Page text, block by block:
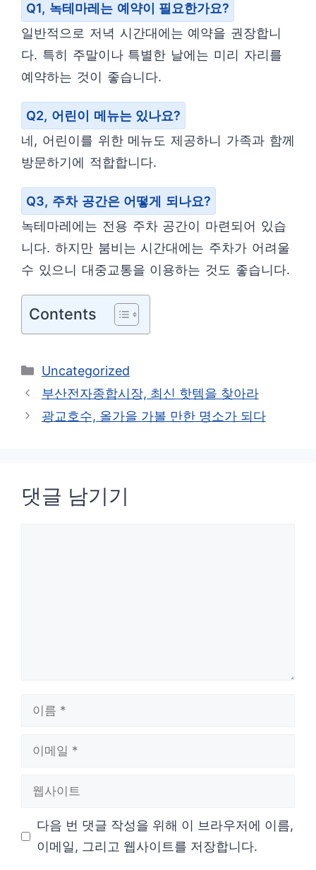
Q1, 녹테마레는 예약이 필요한가요?
일반적으로 저녁 시간대에는 예약을 권장합니
다. 특히 주말이나 특별한 날에는 미리 자리를
예약하는 것이 좋습니다.
Q2, 어린이 메뉴는 있나요?
네, 어린이를 위한 메뉴도 제공하니 가족과 함께
방문하기에 적합합니다.
Q3, 주차 공간은 어떻게 되나요?
녹테마레에는 전용 주차 공간이 마련되어 있습
니다. 하지만 붐비는 시간대에는 주차가 어려울
수 있으니 대중교통을 이용하는 것도 좋습니다.
Contents
카
테
리
Uncategorized
부산전자종합시장, 최신 핫템을 찾아라
광교호수, 올가을 가볼 만한 명소가 되다
댓글 남기기
다음 번 댓글 작성을 위해 이 브라우저에 이름,
이메일, 그리고 웹사이트를 저장합니다.